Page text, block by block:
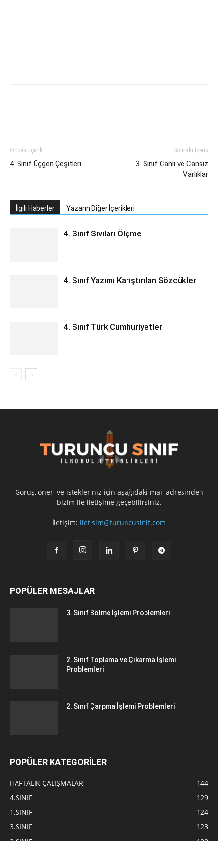
Önceki İçerik
4. Sınıf Üçgen Çeşitleri
Sonraki İçerik
3. Sınıf Canlı ve Cansız
Varlıklar
İlgili Haberler Yazarın Diğer İçerikleri
4. Sınıf Sıvıları Ölçme
4. Sınıf Yazımı Karıştırılan Sözcükler
4. Sınıf Türk Cumhuriyetleri
Görüş, öneri ve istekleriniz için aşağıdaki mail adresinden
bizim ile iletişime geçebilirsiniz.
İletişim: iletisim@turuncusinif.com
POPÜLER MESAJLAR
3. Sınıf Bölme İşlemi Problemleri
2. Sınıf Toplama ve Çıkarma İşlemi
Problemleri
2. Sınıf Çarpma İşlemi Problemleri
POPÜLER KATEGORİLER
HAFTALIK ÇALIŞMALAR
144
4.SINIF
129
1.SINIF
124
3.SINIF
123